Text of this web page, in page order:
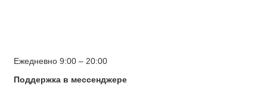
Ежедневно 9:00 – 20:00
Поддержка в мессенджере